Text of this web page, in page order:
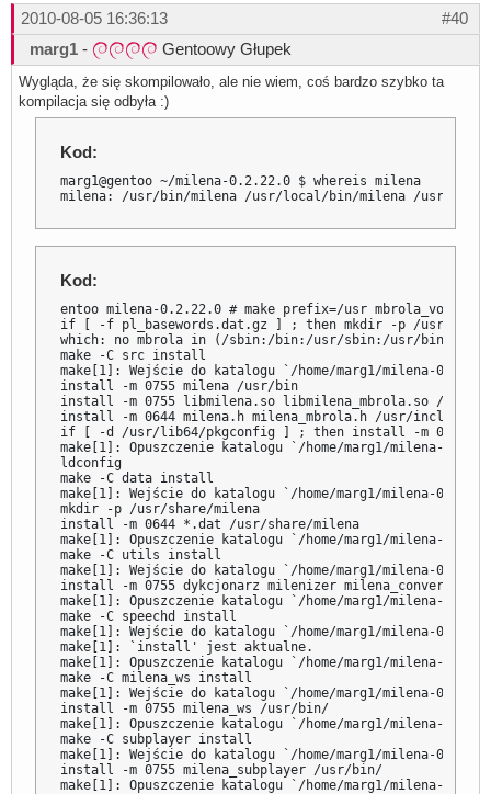
#40
2010-08-05 16:36:13
marg1 - Gentoowy Głupek
Wygląda, że się skompilowało, ale nie wiem, coś bardzo szybko ta
kompilacja się odbyła :)
Kod:
marg1@gentoo ~/milena-0.2.22.0 $ whereis milena
milena: /usr/bin/milena /usr/local/bin/milena /usr/
Kod:
entoo milena-0.2.22.0 # make prefix=/usr
if [ -f pl_basewords.dat.gz ] ; then mkdir -p /usr/share/
which: no mbrola in (/sbin:/bin:/usr/sbin:/usr/bin)
make -C src install
make[1]: Wejście do katalogu `/home/marg1/milena-
install -m 0755 milena /usr/bin
install -m 0755 libmilena.so libmilena_mbrola.so /usr/
install -m 0644 milena.h milena_mbrola.h /usr/include/
if [ -d /usr/lib64/pkgconfig ] ; then install -m 0644
make[1]: Opuszczenie katalogu `/home/marg1/milena-
ldconfig
make -C data install
make[1]: Wejście do katalogu `/home/marg1/milena-
mkdir -p /usr/share/milena
install -m 0644 *.dat /usr/share/milena
make[1]: Opuszczenie katalogu `/home/marg1/milena-
make -C utils install
make[1]: Wejście do katalogu `/home/marg1/milena-
install -m 0755 dykcjonarz milenizer milena_convert
make[1]: Opuszczenie katalogu `/home/marg1/milena-
make -C speechd install
make[1]: Wejście do katalogu `/home/marg1/milena-
make[1]: `install' jest aktualne.
make[1]: Opuszczenie katalogu `/home/marg1/milena-
make -C milena_ws install
make[1]: Wejście do katalogu `/home/marg1/milena-
install -m 0755 milena_ws /usr/bin/
make[1]: Opuszczenie katalogu `/home/marg1/milena-
make -C subplayer install
make[1]: Wejście do katalogu `/home/marg1/milena-
install -m 0755 milena_subplayer /usr/bin/
make[1]: Opuszczenie katalogu `/home/marg1/milena-